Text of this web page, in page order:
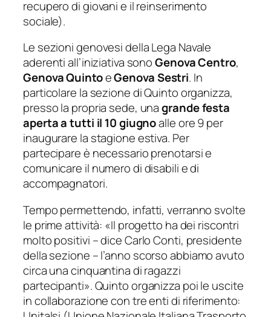
recupero di giovani e il reinserimento
sociale).
Le sezioni genovesi della Lega Navale
aderenti all’iniziativa sonoGenova Centro,
Genova QuintoeGenova Sestri. In
particolare la sezione di Quinto organizza,
presso la propria sede, unagrande festa
aperta a tutti il 10 giugnoalle ore 9 per
inaugurare la stagione estiva. Per
partecipare è necessario prenotarsi e
comunicare il numero di disabili e di
accompagnatori.
Tempo permettendo, infatti, verranno svolte
le prime attività: «Il progetto ha dei riscontri
molto positivi – dice Carlo Conti, presidente
della sezione –l’anno scorso abbiamo avuto
circa una cinquantina di ragazzi
partecipanti». Quinto organizza poi le uscite
in collaborazione con tre enti di riferimento: